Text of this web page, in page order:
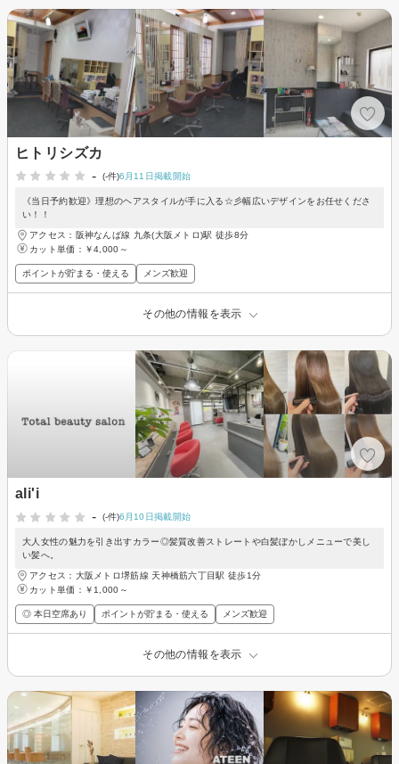
ヒトリシズカ
-
(-件)6月11日掲載開始
《当日予約歓迎》理想のヘアスタイルが手に入る☆彡幅広いデザインをお任せくださ
い！！
アクセス：阪神なんば線 九条(大阪メトロ)駅 徒歩8分
カット単価： ￥4,000～
ポイントが貯まる・使える メンズ歓迎
その他の情報を表示
ali'i
-
(-件)6月10日掲載開始
大人女性の魅力を引き出すカラー◎髪質改善ストレートや白髪ぼかしメニューで美し
い髪へ。
アクセス：大阪メトロ堺筋線 天神橋筋六丁目駅 徒歩1分
カット単価： ￥1,000～
◎ 本日空席あり ポイントが貯まる・使える メンズ歓迎
その他の情報を表示